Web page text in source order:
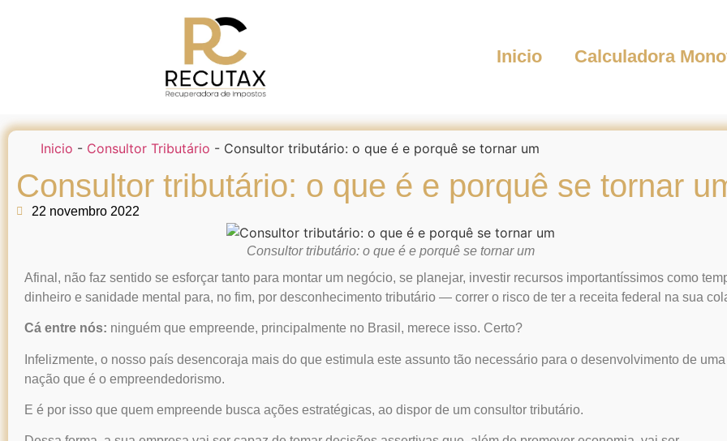
Inicio Calculadora
Inicio - Consultor Tributário - Consultor tributário: o que é e porquê se tornar um
Consultor tributário: o que é e porquê se tornar
22 novembro 2022
Consultor tributário: o que é e porquê se tornar um
Afinal, não faz sentido se esforçar tanto para montar um negócio, se planejar, investir recursos importantíssimos como
dinheiro e sanidade mental para, no fim, por desconhecimento tributário — correr o risco de ter a receita federal na sua
Cá entre nós: ninguém que empreende, principalmente no Brasil, merece isso. Certo?
Infelizmente, o nosso país desencoraja mais do que estimula este assunto tão necessário para o desenvolvimento de uma
nação que é o empreendedorismo.
E é por isso que quem empreende busca ações estratégicas, ao dispor de um consultor tributário.